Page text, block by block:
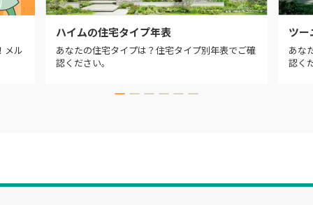
メル
ハイムの住宅タイプ年表
あなたの住宅タイプは？住宅タイプ別年表でご確
認ください。
ツー
あな
認く